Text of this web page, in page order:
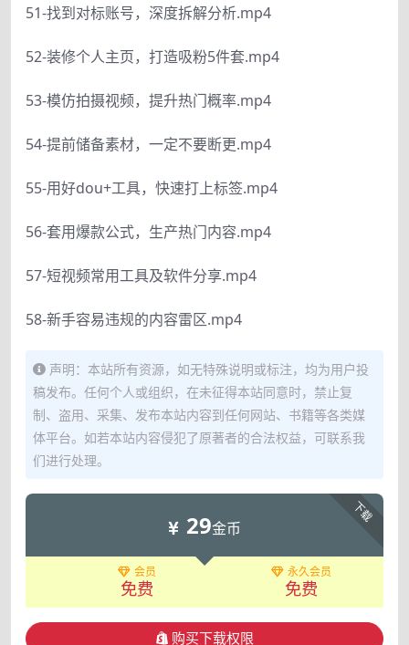
51-找到对标账号，深度拆解分析.mp4
52-装修个人主页，打造吸粉5件套.mp4
53-模仿拍摄视频，提升热门概率.mp4
54-提前储备素材，一定不要断更.mp4
55-用好dou+工具，快速打上标签.mp4
56-套用爆款公式，生产热门内容.mp4
57-短视频常用工具及软件分享.mp4
58-新手容易违规的内容雷区.mp4
声明：本站所有资源，如无特殊说明或标注，均为用户投
稿发布。任何个人或组织，在未征得本站同意时，禁止复
制、盗用、采集、发布本站内容到任何网站、书籍等各类媒
体平台。如若本站内容侵犯了原著者的合法权益，可联系我
们进行处理。
下载
29金币
会员
免费
永久会员
免费
购买下载权限